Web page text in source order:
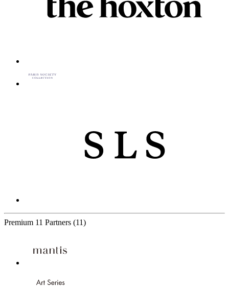
Premium 11 Partners (11)